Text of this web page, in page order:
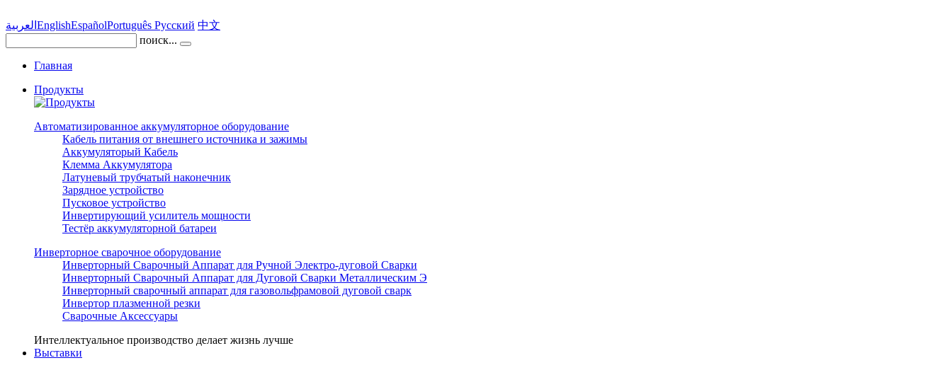
العربية EnglishEspañolPortuguês Pусский 中文
поиск...
Главная
Продукты
Автоматизированное аккумуляторное оборудование
Кабель питания от внешнего источника и зажимы
Аккумуляторый Кабель
Клемма Аккумулятора
Латуневый трубчатый наконечник
Зарядное устройство
Пусковое устройство
Инвертирующий усилитель мощности
Тестёр аккумуляторной батареи
Инверторное сварочное оборудование
Инверторный Сварочный Аппарат для Ручной Электро-дуговой Сварки
Инверторный Сварочный Аппарат для Дуговой Сварки Металлическим Э
Инверторный сварочный аппарат для газовольфрамовой дуговой сварк
Инвертор плазменной резки
Сварочные Аксессуары
Интеллектуальное производство делает жизнь лучше
Выставки